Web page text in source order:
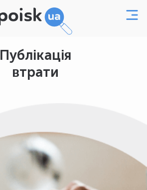
Публікація
втрати